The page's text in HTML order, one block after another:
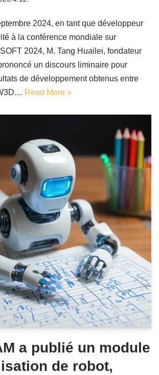
2024, en tant que développeur
à la conférence mondiale sur
2024, M. Tang Huailei, fondateur
un discours liminaire pour
de développement obtenus entre
Read More »
a publié un module
de robot,